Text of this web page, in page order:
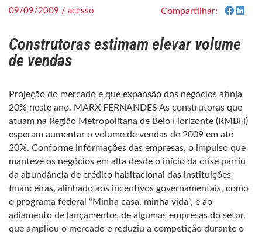
09/09/2009 / acesso Compartilhar:
Construtoras estimam elevar volume
de vendas
Projeção do mercado é que expansão dos negócios atinja
20% neste ano. MARX FERNANDES As construtoras que
atuam na Região Metropolitana de Belo Horizonte (RMBH)
esperam aumentar o volume de vendas de 2009 em até
20%. Conforme informações das empresas, o impulso que
manteve os negócios em alta desde o início da crise partiu
da abundância de crédito habitacional das instituições
financeiras, alinhado aos incentivos governamentais, como
o programa federal “Minha casa, minha vida”, e ao
adiamento de lançamentos de algumas empresas do setor,
que ampliou o mercado e reduziu a competição durante o